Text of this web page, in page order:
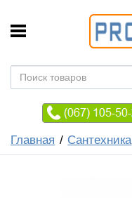
Главная Сантехника